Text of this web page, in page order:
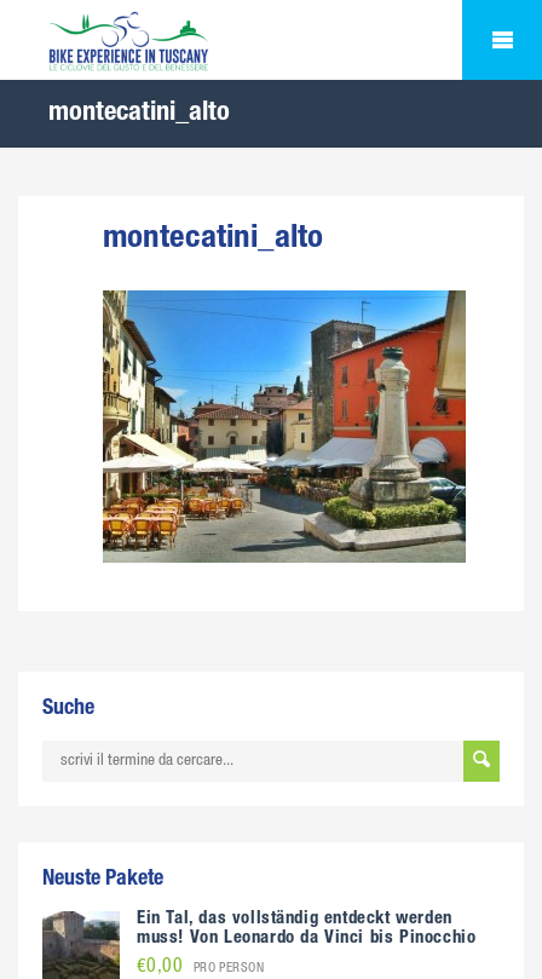
montecatini_alto
montecatini_alto
Suche
Neuste Pakete
Ein Tal, das vollständig entdeckt werden
muss! Von Leonardo da Vinci bis Pinocchio
€0,00 PRO PERSON